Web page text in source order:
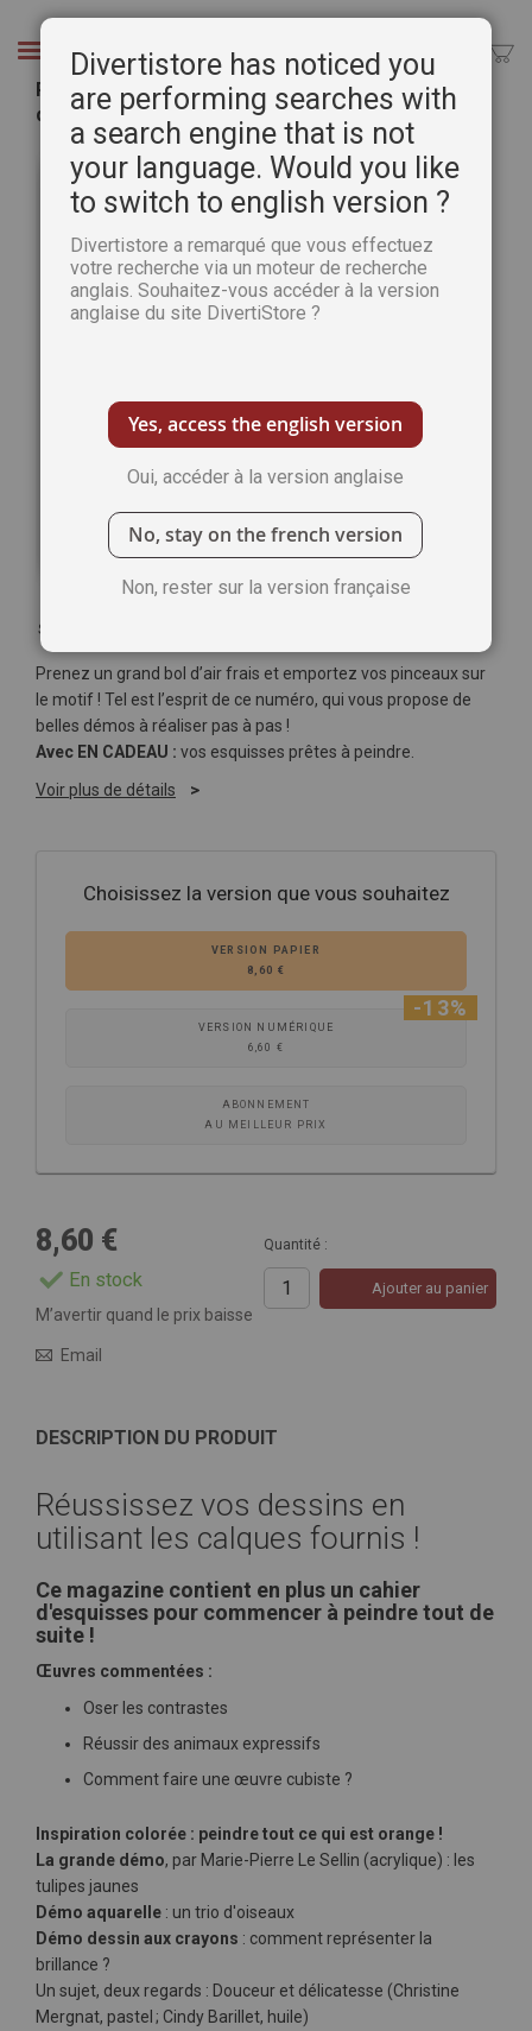
Chercher
Plaisirs de Peindre 91 - Avec un cahier
d'esquisses OFFERTES !
galerie
d’images
Soyez le premier à commenter ce produit
Prenez un grand bol d’air frais et emportez vos pinceaux sur
le motif ! Tel est l’esprit de ce numéro, qui vous propose de
belles démos à réaliser pas à pas !
Avec EN CADEAU : vos esquisses prêtes à peindre.
Voir plus de détails
Choisissez la version que vous souhaitez
VERSION PAPIER
8,60 €
VERSION NUMÉRIQUE
6,60 €
-13%
ABONNEMENT
AU MEILLEUR PRIX
8,60 €
En stock
Quantité :
Ajouter au panier
M’avertir quand le prix baisse
Email
DESCRIPTION DU PRODUIT
Réussissez vos dessins en
utilisant les calques fournis !
Ce magazine contient en plus un cahier
d'esquisses pour commencer à peindre tout de
suite !
Œuvres commentées :
Oser les contrastes
Réussir des animaux expressifs
Comment faire une œuvre cubiste ?
Inspiration colorée : peindre tout ce qui est orange !
La grande démo, par Marie-Pierre Le Sellin (acrylique) : les
tulipes jaunes
Démo aquarelle : un trio d'oiseaux
Démo dessin aux crayons : comment représenter la
brillance ?
Un sujet, deux regards : Douceur et délicatesse (Christine
Mergnat, pastel ; Cindy Barillet, huile)
Divertistore has noticed you
are performing searches with
a search engine that is not
your language. Would you like
to switch to english version ?
Divertistore a remarqué que vous effectuez
votre recherche via un moteur de recherche
anglais. Souhaitez-vous accéder à la version
anglaise du site DivertiStore ?
Yes, access the english version
Oui, accéder à la version anglaise
No, stay on the french version
Non, rester sur la version française